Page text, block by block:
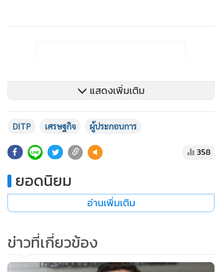
แสดงเพิ่มเติม
DITP เศรษฐกิจ ผู้ประกอบการ
358
ยอดนิยม
อ่านเพิ่มเติม
ข่าวที่เกี่ยวข้อง